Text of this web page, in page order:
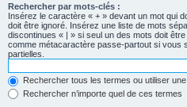
Rechercher par mots-clés :
Insérez le caractère « + » devant un mot qui
doit être ignoré. Insérez une liste de mots
discontinues « | » si seul un des mots doit
comme métacaractère passe-partout si vous
partielles.
Rechercher tous les termes ou utiliser
Rechercher n’importe quel de ces termes